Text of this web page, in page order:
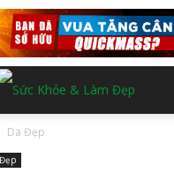
Da Đẹp